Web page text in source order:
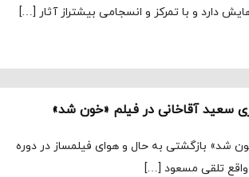
دارد و با تمرکز و انسجامی بیشتراز آثار […]
سعید آقاخانی در فیلم «خون شد»
شد» بازگشتی به حال و هوای فیلمساز در دوره
تلقی مسعود […]